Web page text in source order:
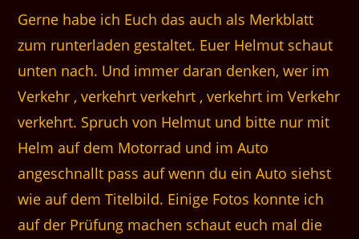
Gerne habe ich Euch das auch als Merkblatt
zum runterladen gestaltet. Euer Helmut schaut
unten nach. Und immer daran denken, wer im
Verkehr , verkehrt verkehrt , verkehrt im Verkehr
verkehrt. Spruch von Helmut und bitte nur mit
Helm auf dem Motorrad und im Auto
angeschnallt pass auf wenn du ein Auto siehst
wie auf dem Titelbild. Einige Fotos konnte ich
auf der Prüfung machen schaut euch mal die